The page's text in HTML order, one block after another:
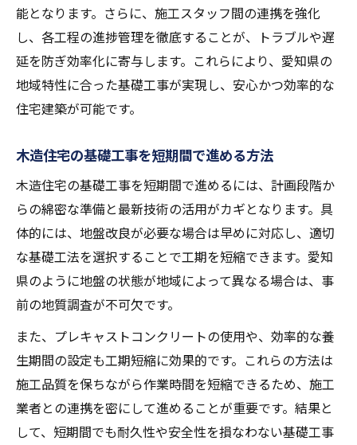
能となります。さらに、施工スタッフ間の連携を強化
し、各工程の進捗管理を徹底することが、トラブルや遅
延を防ぎ効率化に寄与します。これらにより、愛知県の
地域特性に合った基礎工事が実現し、安心かつ効率的な
住宅建築が可能です。
木造住宅の基礎工事を短期間で進める方法
木造住宅の基礎工事を短期間で進めるには、計画段階か
らの綿密な準備と最新技術の活用がカギとなります。具
体的には、地盤改良が必要な場合は早めに対応し、適切
な基礎工法を選択することで工期を短縮できます。愛知
県のように地盤の状態が地域によって異なる場合は、事
前の地質調査が不可欠です。
また、プレキャストコンクリートの使用や、効率的な養
生期間の設定も工期短縮に効果的です。これらの方法は
施工品質を保ちながら作業時間を短縮できるため、施工
業者との連携を密にして進めることが重要です。結果と
して、短期間でも耐久性や安全性を損なわない基礎工事